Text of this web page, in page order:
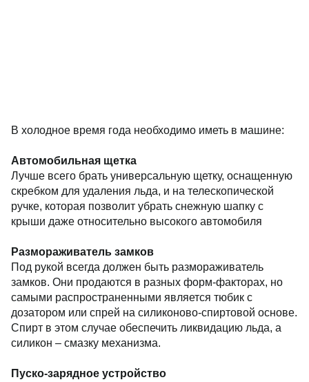
В холодное время года необходимо иметь в машине:
Автомобильная щетка
Лучше всего брать универсальную щетку, оснащенную
скребком для удаления льда, и на телескопической
ручке, которая позволит убрать снежную шапку с
крыши даже относительно высокого автомобиля
Размораживатель замков
Под рукой всегда должен быть размораживатель
замков. Они продаются в разных форм-факторах, но
самыми распространенными является тюбик с
дозатором или спрей на силиконово-спиртовой основе.
Спирт в этом случае обеспечить ликвидацию льда, а
силикон – смазку механизма.
Пуско-зарядное устройство